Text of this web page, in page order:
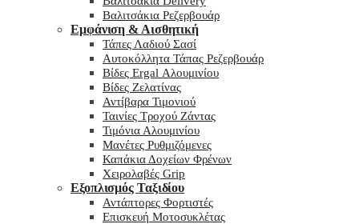
Βαλιτσάκια Ρεζερβουάρ
Εμφάνιση & Αισθητική
Τάπες Λαδιού Σασί
Αυτοκόλλητα Τάπας Ρεζερβουάρ
Βίδες Ergal Αλουμινίου
Βίδες Ζελατίνας
Αντίβαρα Τιμονιού
Ταινίες Τροχού Ζάντας
Τιμόνια Αλουμινίου
Μανέτες Ρυθμιζόμενες
Καπάκια Δοχείων Φρένων
Χειρολαβές Grip
Εξοπλισμός Ταξιδίου
Αντάπτορες Φορτιστές
Επισκευή Μοτοσυκλέτας